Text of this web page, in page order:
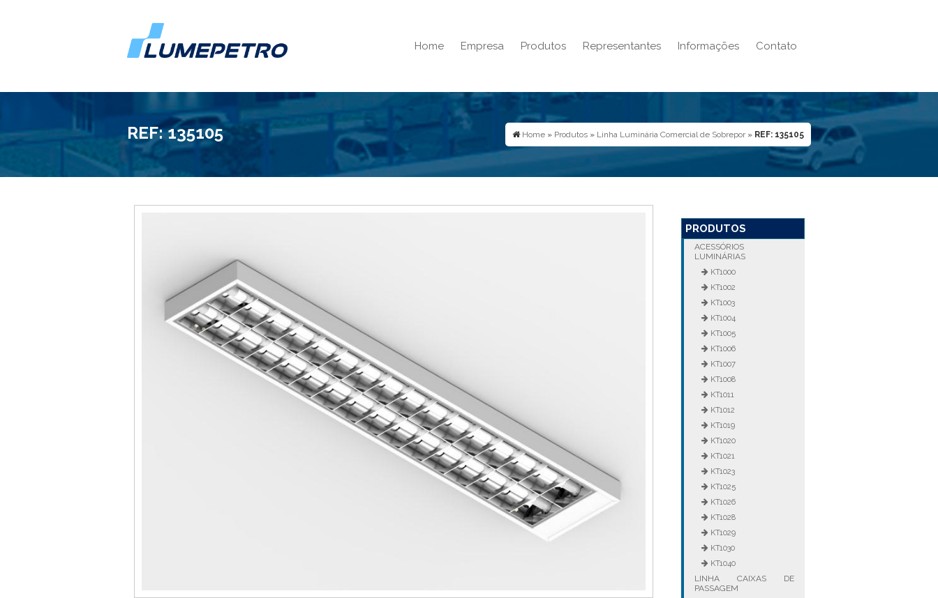
Home Empresa Produtos Representantes Informações Contato
Home » Produtos » Linha Luminária Comercial de Sobrepor » REF: 135105
REF: 135105
PRODUTOS
ACESSÓRIOS
LUMINÁRIAS
KT1000
KT1002
KT1003
KT1004
KT1005
KT1006
KT1007
KT1008
KT1011
KT1012
KT1019
KT1020
KT1021
KT1023
KT1025
KT1026
KT1028
KT1029
KT1030
KT1040
LINHA CAIXAS DE
PASSAGEM